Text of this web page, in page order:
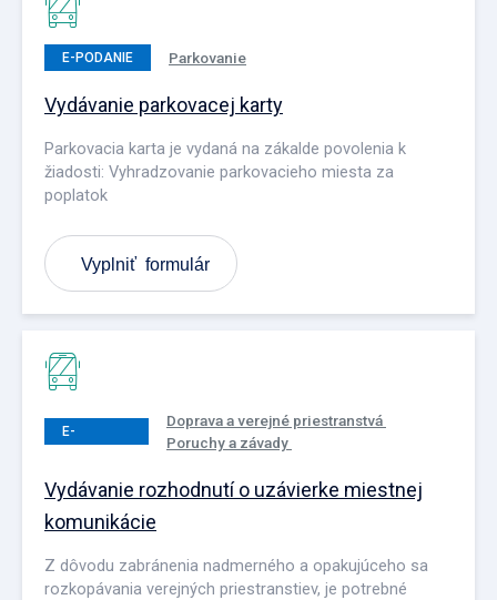
E-PODANIE Parkovanie
Vydávanie parkovacej karty
Parkovacia karta je vydaná na zákalde povolenia k
žiadosti: Vyhradzovanie parkovacieho miesta za
poplatok
Vyplniť formulár
E-
Doprava a verejné priestranstvá
Poruchy a závady
Vydávanie rozhodnutí o uzávierke miestnej
komunikácie
Z dôvodu zabránenia nadmerného a opakujúceho sa
rozkopávania verejných priestranstiev, je potrebné